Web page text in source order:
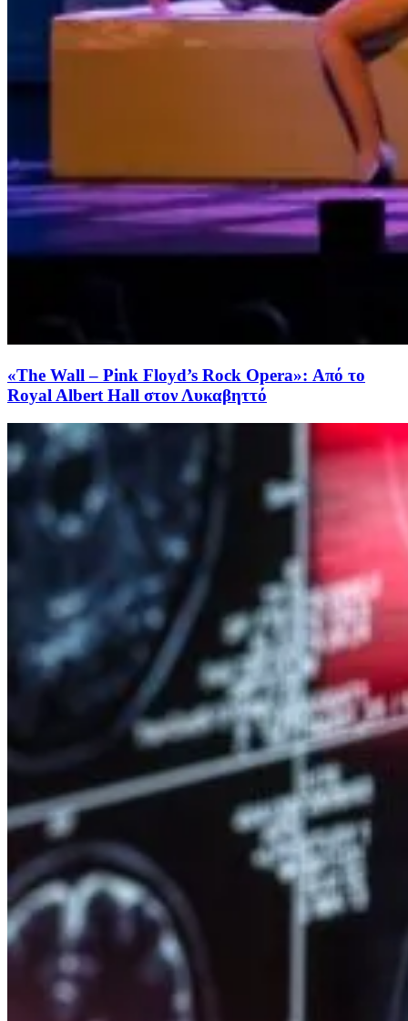
«The Wall – Pink Floyd’s Rock Opera»: Από το
Royal Albert Hall στον Λυκαβηττό